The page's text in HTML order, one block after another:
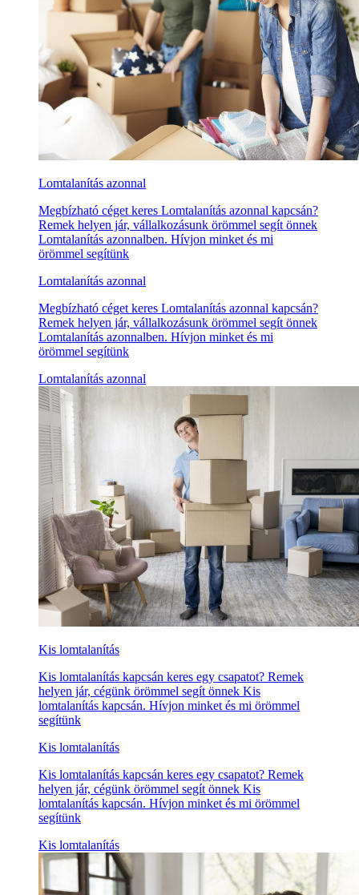
Lomtalanítás azonnal
Megbízható céget keres Lomtalanítás azonnal kapcsán?
Remek helyen jár, vállalkozásunk örömmel segít önnek
Lomtalanítás azonnalben. Hívjon minket és mi
örömmel segítünk
Lomtalanítás azonnal
Megbízható céget keres Lomtalanítás azonnal kapcsán?
Remek helyen jár, vállalkozásunk örömmel segít önnek
Lomtalanítás azonnalben. Hívjon minket és mi
örömmel segítünk
Lomtalanítás azonnal
Kis lomtalanítás
Kis lomtalanítás kapcsán keres egy csapatot? Remek
helyen jár, cégünk örömmel segít önnek Kis
lomtalanítás kapcsán. Hívjon minket és mi örömmel
segítünk
Kis lomtalanítás
Kis lomtalanítás kapcsán keres egy csapatot? Remek
helyen jár, cégünk örömmel segít önnek Kis
lomtalanítás kapcsán. Hívjon minket és mi örömmel
segítünk
Kis lomtalanítás